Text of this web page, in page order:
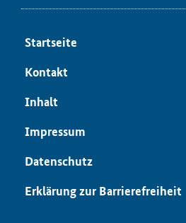
Start­sei­te
Kon­takt
In­halt
Im­pres­sum
Da­ten­schutz
Er­klä­rung zur Bar­rie­re­frei­heit